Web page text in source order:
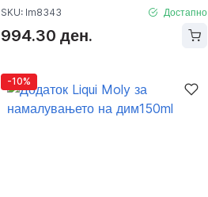
SKU: lm8343 Достапно
994.30 ден.
-10%